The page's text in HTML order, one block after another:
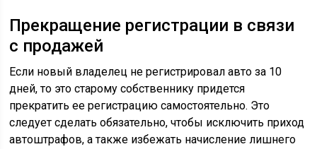
Прекращение регистрации в связи
с продажей
Если новый владелец не регистрировал авто за 10
дней, то это старому собственнику придется
прекратить ее регистрацию самостоятельно. Это
следует сделать обязательно, чтобы исключить приход
автоштрафов, а также избежать начисление лишнего